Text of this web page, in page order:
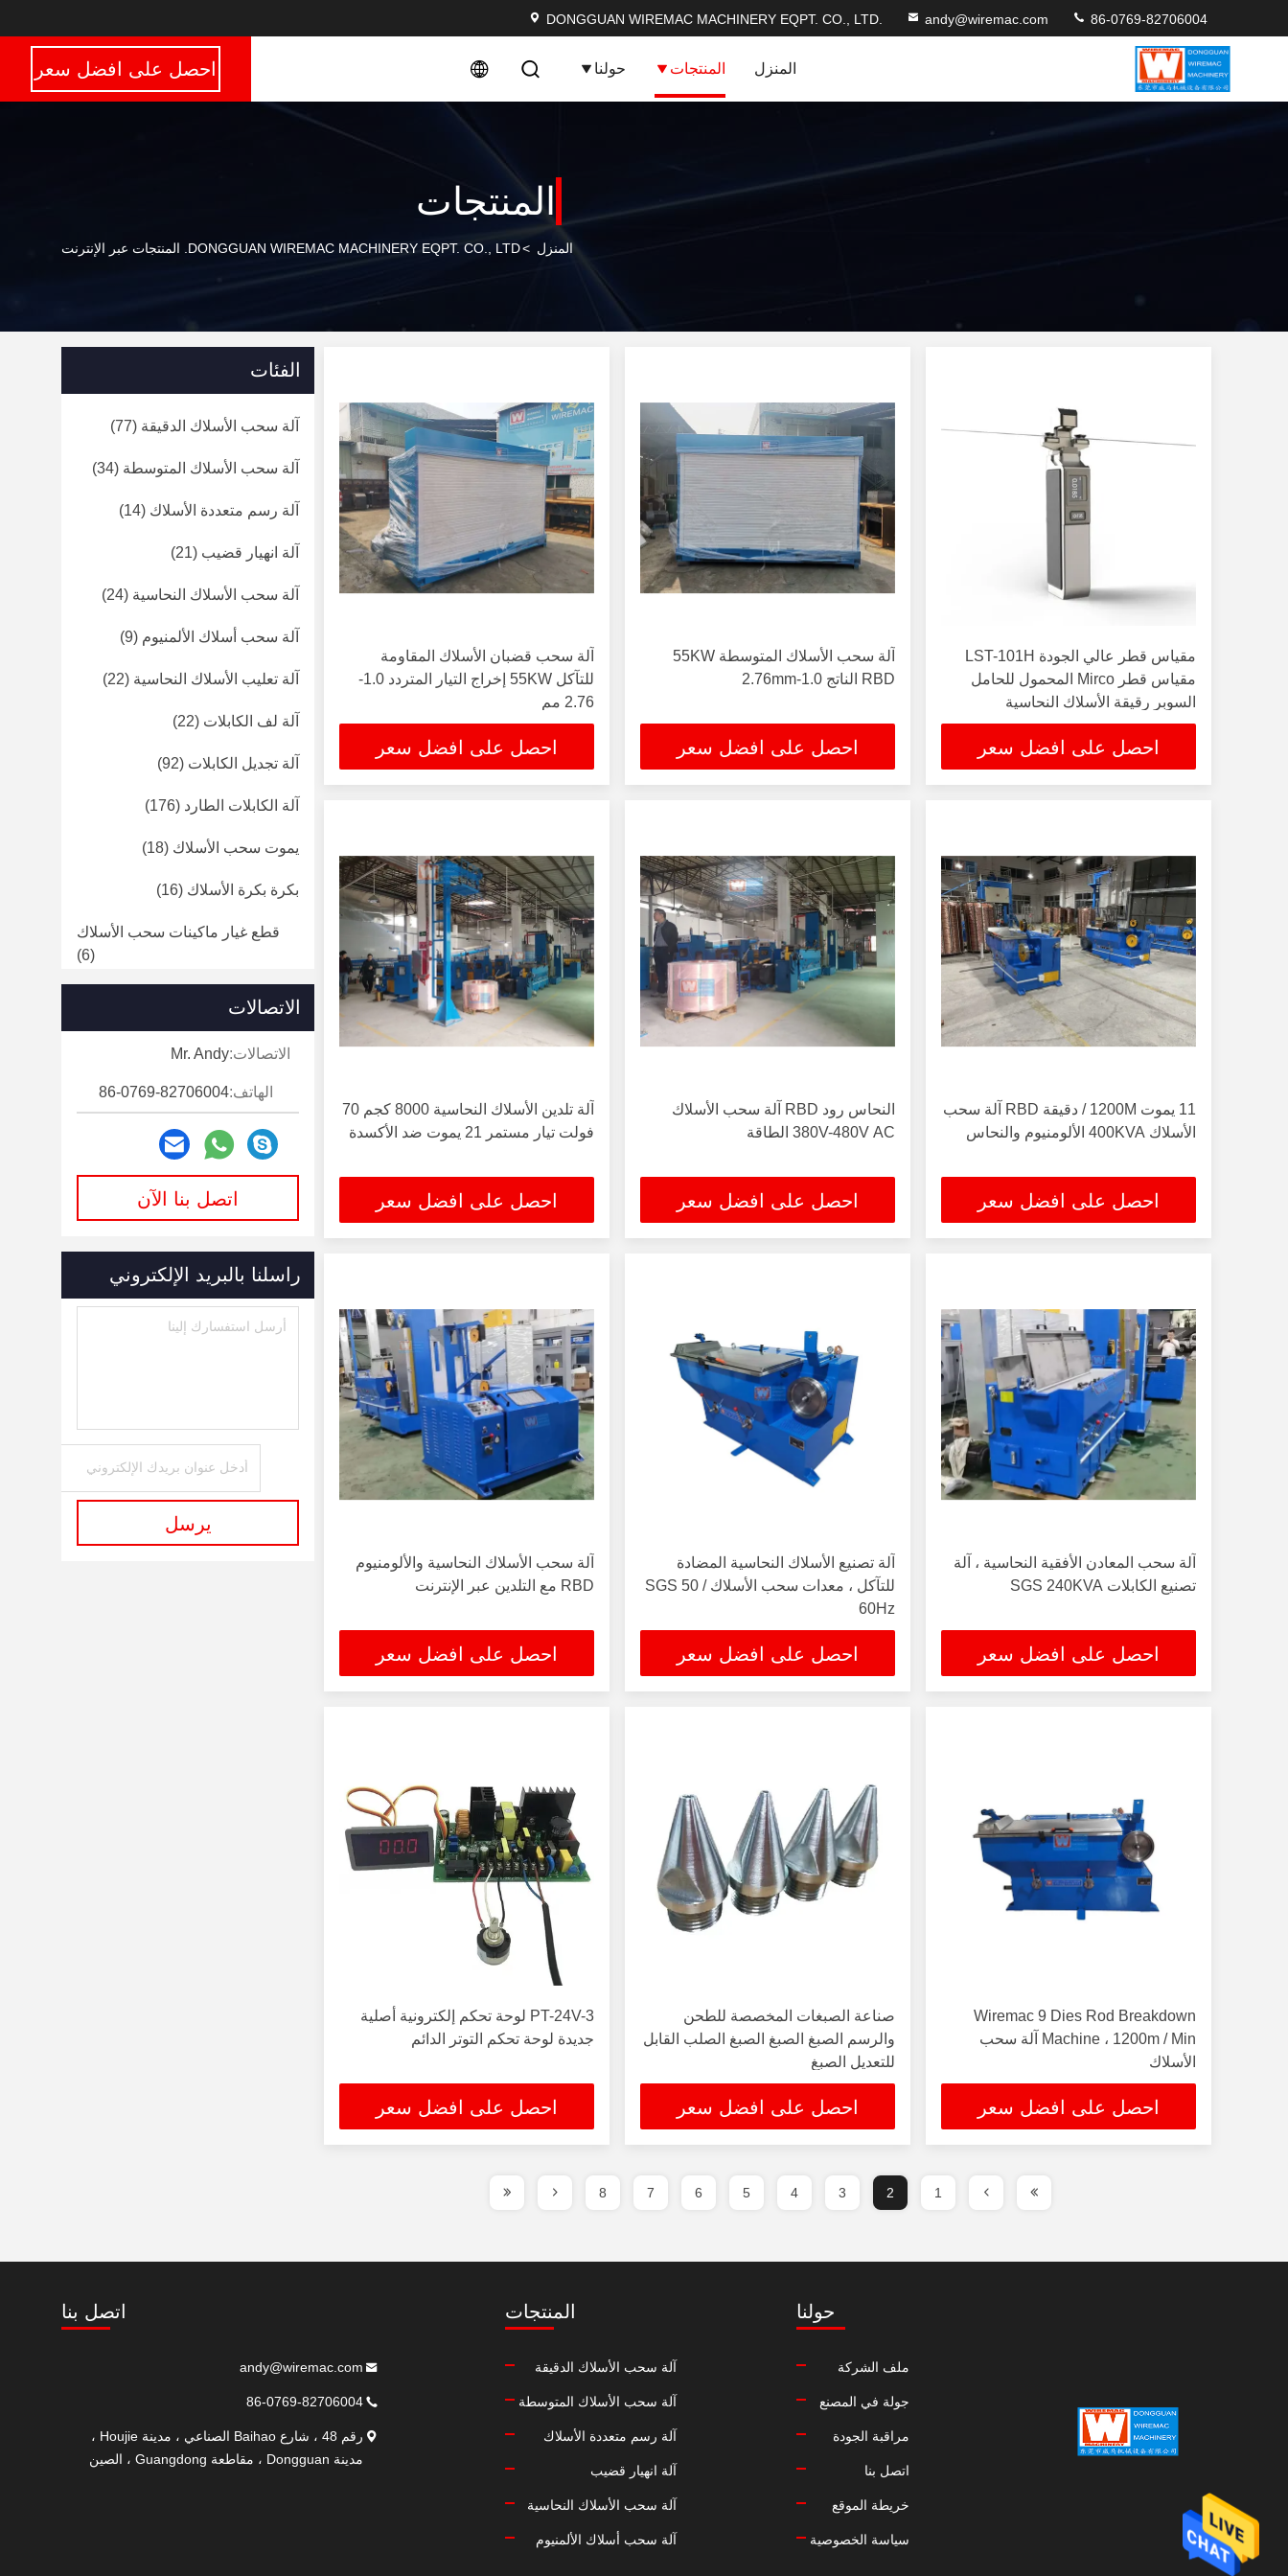
DONGGUAN WIREMAC MACHINERY EQPT. CO., LTD. andy@wiremac.com 86-0769-82706004
المنزل المنتجات حولنا احصل على افضل سعر
المنتجات
المنزل >DONGGUAN WIREMAC MACHINERY EQPT. CO., LTD. المنتجات عبر الإنترنت
مقياس قطر عالي الجودة LST-101H
مقياس قطر Mirco المحمول للحامل
السوبر رقيقة الأسلاك النحاسية
احصل على افضل سعر
آلة سحب الأسلاك المتوسطة 55KW
RBD الناتج 1.0-2.76mm
احصل على افضل سعر
آلة سحب قضبان الأسلاك المقاومة
للتآكل 55KW إخراج التيار المتردد 1.0-
2.76 مم
احصل على افضل سعر
11 يموت 1200M / دقيقة RBD آلة سحب
الأسلاك 400KVA الألومنيوم والنحاس
احصل على افضل سعر
النحاس رود RBD آلة سحب الأسلاك
380V-480V AC الطاقة
احصل على افضل سعر
آلة تلدين الأسلاك النحاسية 8000 كجم 70
فولت تيار مستمر 21 يموت ضد الأكسدة
احصل على افضل سعر
آلة سحب المعادن الأفقية النحاسية ، آلة
تصنيع الكابلات SGS 240KVA
احصل على افضل سعر
آلة تصنيع الأسلاك النحاسية المضادة
للتآكل ، معدات سحب الأسلاك SGS 50 /
60Hz
احصل على افضل سعر
آلة سحب الأسلاك النحاسية والألومنيوم
RBD مع التلدين عبر الإنترنت
احصل على افضل سعر
Wiremac 9 Dies Rod Breakdown
Machine ، 1200m / Min آلة سحب
الأسلاك
احصل على افضل سعر
صناعة الصبغات المخصصة للطحن
والرسم الصبغ الصبغ الصبغ الصلب القابل
للتعديل الصبغ
احصل على افضل سعر
PT-24V-3 لوحة تحكم إلكترونية أصلية
جديدة لوحة تحكم التوتر الدائم
احصل على افضل سعر
الفئات
آلة سحب الأسلاك الدقيقة (77)
آلة سحب الأسلاك المتوسطة (34)
آلة رسم متعددة الأسلاك (14)
آلة انهيار قضيب (21)
آلة سحب الأسلاك النحاسية (24)
آلة سحب أسلاك الألمنيوم (9)
آلة تعليب الأسلاك النحاسية (22)
آلة لف الكابلات (22)
آلة تجديل الكابلات (92)
آلة الكابلات الطارد (176)
يموت سحب الأسلاك (18)
بكرة بكرة الأسلاك (16)
قطع غيار ماكينات سحب الأسلاك
(6)
آلة صب قضبان النحاس
الاتصالات
الاتصالات:Mr. Andy
الهاتف:86-0769-82706004
اتصل بنا الآن
راسلنا بالبريد الإلكتروني
يرسل
1
2
3
4
5
6
7
8
حولنا
ملف الشركة
جولة في المصنع
مراقبة الجودة
اتصل بنا
خريطة الموقع
سياسة الخصوصية
المنتجات
آلة سحب الأسلاك الدقيقة
آلة سحب الأسلاك المتوسطة
آلة رسم متعددة الأسلاك
آلة انهيار قضيب
آلة سحب الأسلاك النحاسية
آلة سحب أسلاك الألمنيوم
اتصل بنا
andy@wiremac.com
86-0769-82706004
رقم 48 ، شارع Baihao الصناعي ، مدينة Houjie ،
مدينة Dongguan ، مقاطعة Guangdong ، الصين